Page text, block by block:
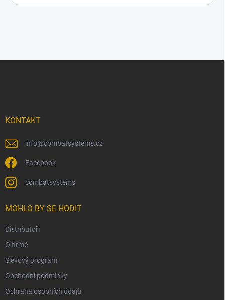
KONTAKT
info@combatsystems.cz
Facebook
combatsystems
MOHLO BY SE HODIT
Distributoři
O firmě
Slevový program
Obchodní podmínky
Ochrana osobních údajů